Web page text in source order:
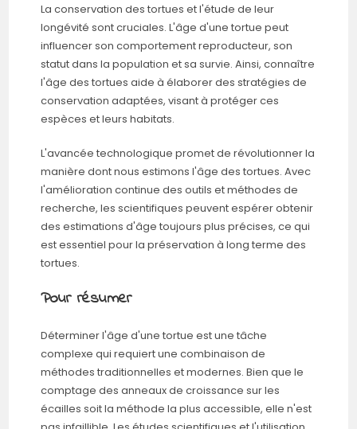
La conservation des tortues et l'étude de leur
longévité sont cruciales. L'âge d'une tortue peut
influencer son comportement reproducteur, son
statut dans la population et sa survie. Ainsi, connaître
l'âge des tortues aide à élaborer des stratégies de
conservation adaptées, visant à protéger ces
espèces et leurs habitats.
L'avancée technologique promet de révolutionner la
manière dont nous estimons l'âge des tortues. Avec
l'amélioration continue des outils et méthodes de
recherche, les scientifiques peuvent espérer obtenir
des estimations d'âge toujours plus précises, ce qui
est essentiel pour la préservation à long terme des
tortues.
Pour résumer
Déterminer l'âge d'une tortue est une tâche
complexe qui requiert une combinaison de
méthodes traditionnelles et modernes. Bien que le
comptage des anneaux de croissance sur les
écailles soit la méthode la plus accessible, elle n'est